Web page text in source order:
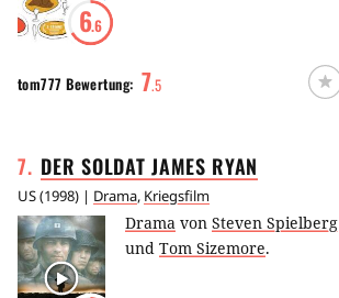
6.6
tom777 Bewertung: 7.5
7. DER SOLDAT JAMES RYAN
US(1998) | Drama, Kriegsfilm
Drama von Steven Spielberg
und Tom Sizemore.